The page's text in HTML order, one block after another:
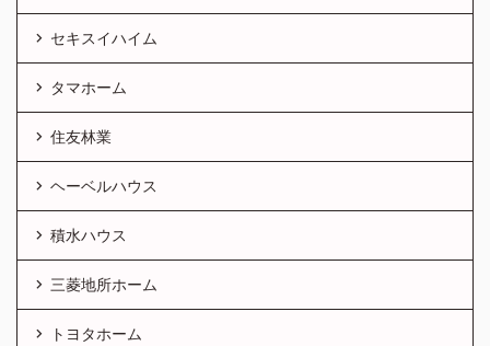
セキスイハイム
タマホーム
住友林業
ヘーベルハウス
積水ハウス
三菱地所ホーム
トヨタホーム